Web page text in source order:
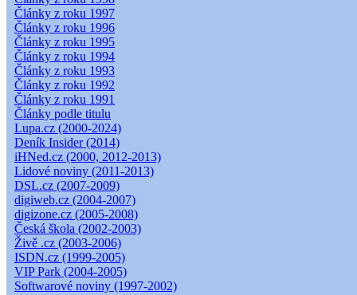
Články z roku 1997
Články z roku 1996
Články z roku 1995
Články z roku 1994
Články z roku 1993
Články z roku 1992
Články z roku 1991
Články podle titulu
Lupa.cz (2000-2024)
Deník Insider (2014)
iHNed.cz (2000, 2012-2013)
Lidové noviny (2011-2013)
DSL.cz (2007-2009)
digiweb.cz (2004-2007)
digizone.cz (2005-2008)
Česká škola (2002-2003)
Živě .cz (2003-2006)
ISDN.cz (1999-2005)
VIP Park (2004-2005)
Softwarové noviny (1997-2002)